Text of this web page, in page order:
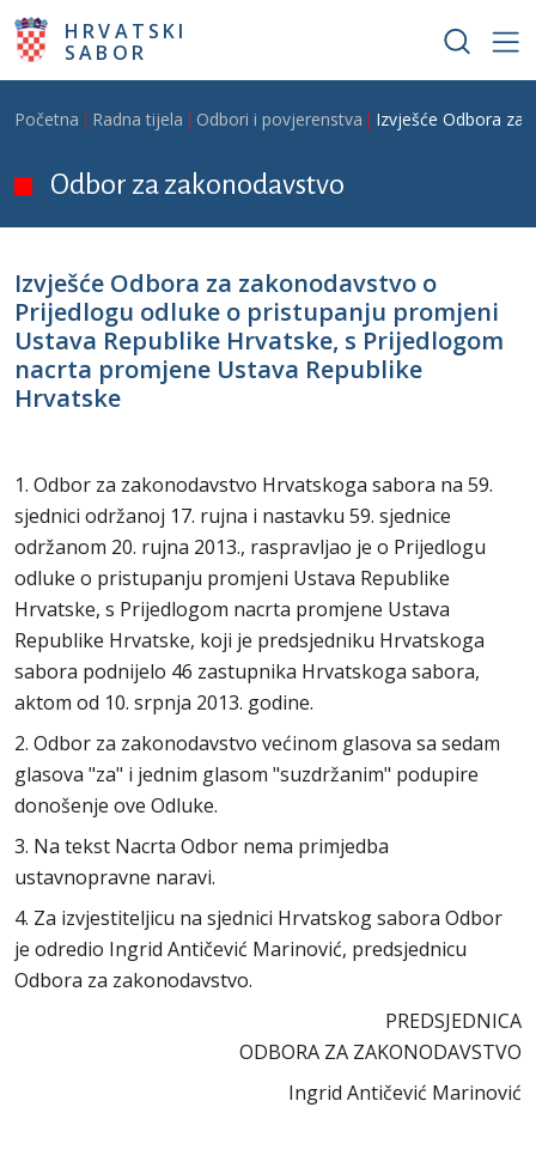
Skoči na glavni sadržaj
HRVATSKI
SABOR
Breadcrumb
Početna Radna tijela Odbori i povjerenstva Izvješće Odbora za
Odbor za zakonodavstvo
Izvješće Odbora za zakonodavstvo o
Prijedlogu odluke o pristupanju promjeni
Ustava Republike Hrvatske, s Prijedlogom
nacrta promjene Ustava Republike
Hrvatske
1. Odbor za zakonodavstvo Hrvatskoga sabora na 59.
sjednici održanoj 17. rujna i nastavku 59. sjednice
održanom 20. rujna 2013., raspravljao je o Prijedlogu
odluke o pristupanju promjeni Ustava Republike
Hrvatske, s Prijedlogom nacrta promjene Ustava
Republike Hrvatske, koji je predsjedniku Hrvatskoga
sabora podnijelo 46 zastupnika Hrvatskoga sabora,
aktom od 10. srpnja 2013. godine.
2. Odbor za zakonodavstvo većinom glasova sa sedam
glasova "za" i jednim glasom "suzdržanim" podupire
donošenje ove Odluke.
3. Na tekst Nacrta Odbor nema primjedba
ustavnopravne naravi.
4. Za izvjestiteljicu na sjednici Hrvatskog sabora Odbor
je odredio Ingrid Antičević Marinović, predsjednicu
Odbora za zakonodavstvo.
PREDSJEDNICA
ODBORA ZA ZAKONODAVSTVO
Ingrid Antičević Marinović